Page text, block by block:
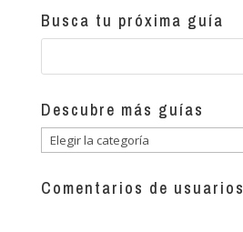
Busca tu próxima guía
Descubre más guías
Descubre
guías
Comentarios de usuarios